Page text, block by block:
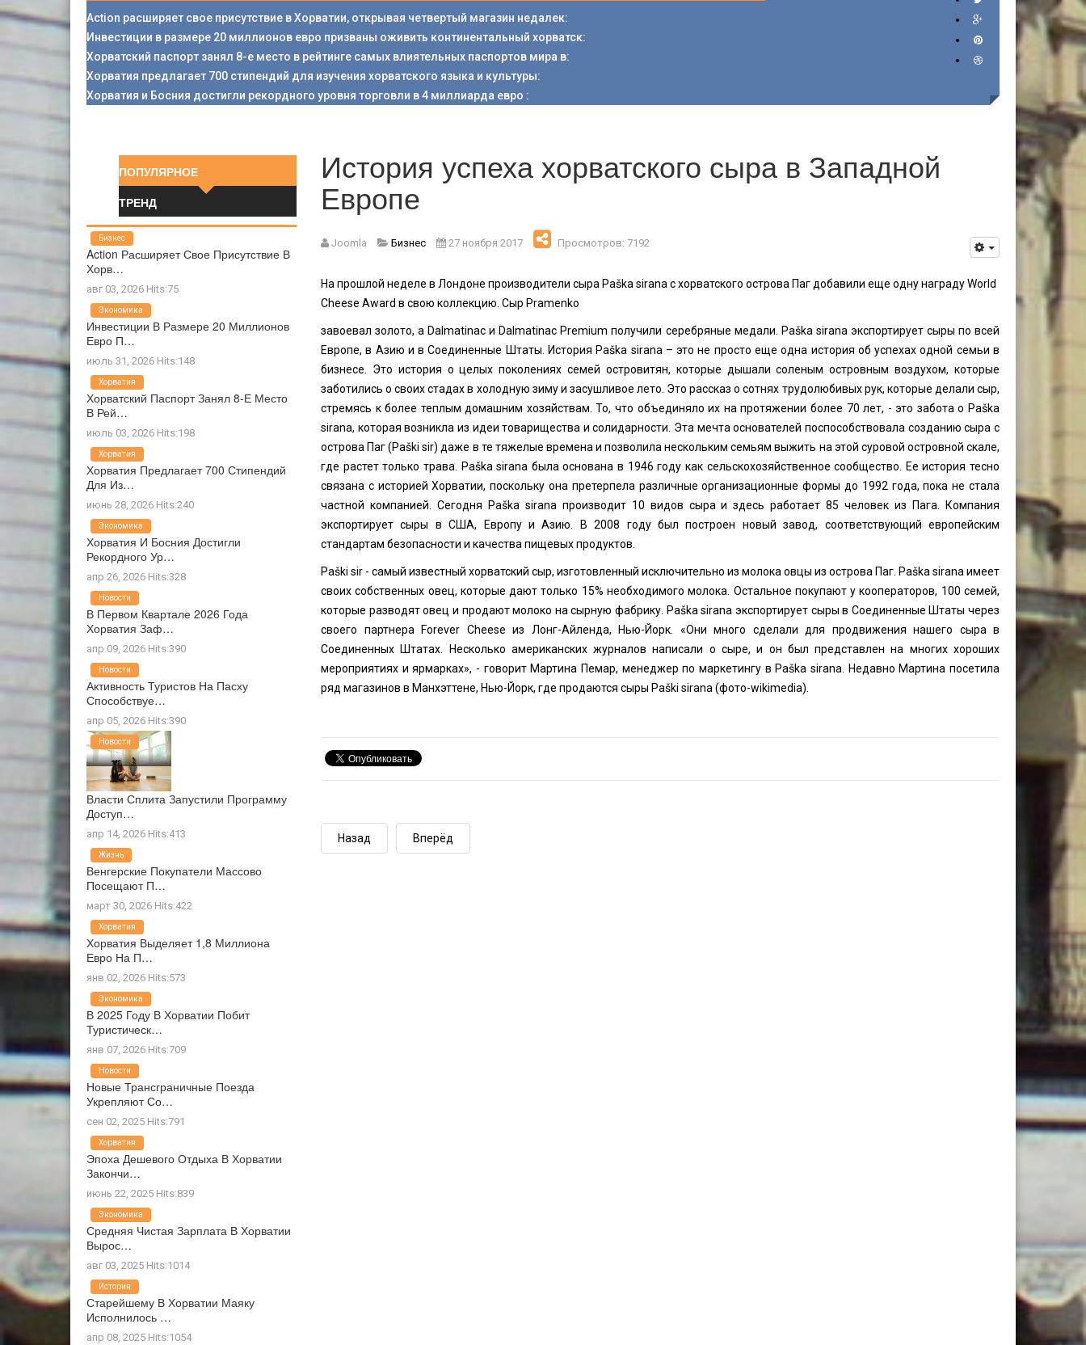
Action расширяет свое присутствие в Хорватии, открывая четвертый магазин недалек:
Инвестиции в размере 20 миллионов евро призваны оживить континентальный хорватск:
Хорватский паспорт занял 8-е место в рейтинге самых влиятельных паспортов мира в:
Хорватия предлагает 700 стипендий для изучения хорватского языка и культуры:
Хорватия и Босния достигли рекордного уровня торговли в 4 миллиарда евро :
История успеха хорватского сыра в Западной
Европе
Joomla Бизнес 27 ноября 2017 Просмотров: 7192
На прошлой неделе в Лондоне производители сыра Paška sirana с хорватского острова Паг добавили еще одну награду World
Cheese Award в свою коллекцию. Сыр Pramenko
завоевал золото, а Dalmatinac и Dalmatinac Premium получили серебряные медали. Paška sirana экспортирует сыры по всей
Европе, в Азию и в Соединенные Штаты. История Paška sirana – это не просто еще одна история об успехах одной семьи в
бизнесе. Это история о целых поколениях семей островитян, которые дышали соленым островным воздухом, которые
заботились о своих стадах в холодную зиму и засушливое лето. Это рассказ о сотнях трудолюбивых рук, которые делали сыр,
стремясь к более теплым домашним хозяйствам. То, что объединяло их на протяжении более 70 лет, - это забота о Paška
sirana, которая возникла из идеи товарищества и солидарности. Эта мечта основателей поспособствовала созданию сыра с
острова Паг (Paški sir) даже в те тяжелые времена и позволила нескольким семьям выжить на этой суровой островной скале,
где растет только трава. Paška sirana была основана в 1946 году как сельскохозяйственное сообщество. Ее история тесно
связана с историей Хорватии, поскольку она претерпела различные организационные формы до 1992 года, пока не стала
частной компанией. Сегодня Paška sirana производит 10 видов сыра и здесь работает 85 человек из Пага. Компания
экспортирует сыры в США, Европу и Азию. В 2008 году был построен новый завод, соответствующий европейским
стандартам безопасности и качества пищевых продуктов.
Paški sir - самый известный хорватский сыр, изготовленный исключительно из молока овцы из острова Паг. Paška sirana имеет
своих собственных овец, которые дают только 15% необходимого молока. Остальное покупают у кооператоров, 100 семей,
которые разводят овец и продают молоко на сырную фабрику. Paška sirana экспортирует сыры в Соединенные Штаты через
своего партнера Forever Cheese из Лонг-Айленда, Нью-Йорк. «Они много сделали для продвижения нашего сыра в
Соединенных Штатах. Несколько американских журналов написали о сыре, и он был представлен на многих хороших
мероприятиях и ярмарках», - говорит Мартина Пемар, менеджер по маркетингу в Paška sirana. Недавно Мартина посетила
ряд магазинов в Манхэттене, Нью-Йорк, где продаются сыры Paški sirana (фото-wikimedia).
Назад Вперёд
ПОПУЛЯРНОЕ
ТРЕНД
Action Расширяет Свое Присутствие В
Хорв…
авг 03, 2026 Hits:75
Бизнес
Инвестиции В Размере 20 Миллионов
Евро П…
июль 31, 2026 Hits:148
Экономика
Хорватский Паспорт Занял 8-Е Место
В Рей…
июль 03, 2026 Hits:198
Хорватия
Хорватия Предлагает 700 Стипендий
Для Из…
июнь 28, 2026 Hits:240
Хорватия
Хорватия И Босния Достигли
Рекордного Ур…
апр 26, 2026 Hits:328
Экономика
В Первом Квартале 2026 Года
Хорватия Заф…
апр 09, 2026 Hits:390
Новости
Активность Туристов На Пасху
Способствуе…
апр 05, 2026 Hits:390
Новости
Власти Сплита Запустили Программу
Доступ…
апр 14, 2026 Hits:413
Новости
Венгерские Покупатели Массово
Посещают П…
март 30, 2026 Hits:422
Жизнь
Хорватия Выделяет 1,8 Миллиона
Евро На П…
янв 02, 2026 Hits:573
Хорватия
В 2025 Году В Хорватии Побит
Туристическ…
янв 07, 2026 Hits:709
Экономика
Новые Трансграничные Поезда
Укрепляют Со…
сен 02, 2025 Hits:791
Новости
Эпоха Дешевого Отдыха В Хорватии
Закончи…
июнь 22, 2025 Hits:839
Хорватия
Средняя Чистая Зарплата В Хорватии
Вырос…
авг 03, 2025 Hits:1014
Экономика
Старейшему В Хорватии Маяку
Исполнилось …
апр 08, 2025 Hits:1054
История